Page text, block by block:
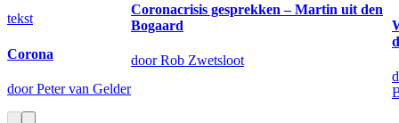
tekst
Corona
door Peter van Gelder
Coronacrisis gesprekken – Martin uit den
Bogaard
door Rob Zwetsloot